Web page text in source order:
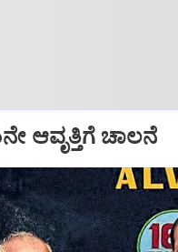
ಆವೃತ್ತಿಗೆ ಚಾಲನೆ